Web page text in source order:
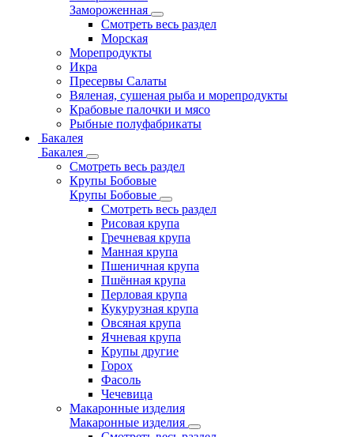
Замороженная
Смотреть весь раздел
Морская
Морепродукты
Икра
Пресервы Салаты
Вяленая, сушеная рыба и морепродукты
Крабовые палочки и мясо
Рыбные полуфабрикаты
Бакалея
Бакалея
Смотреть весь раздел
Крупы Бобовые
Крупы Бобовые
Смотреть весь раздел
Рисовая крупа
Гречневая крупа
Манная крупа
Пшеничная крупа
Пшённая крупа
Перловая крупа
Кукурузная крупа
Овсяная крупа
Ячневая крупа
Крупы другие
Горох
Фасоль
Чечевица
Макаронные изделия
Макаронные изделия